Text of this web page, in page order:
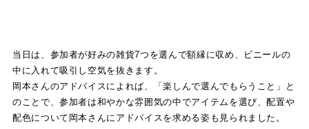
当日は、参加者が好みの雑貨7つを選んで額縁に収め、ビニールの
中に入れて吸引し空気を抜きます。
岡本さんのアドバイスによれば、「楽しんで選んでもらうこと」と
のことで、参加者は和やかな雰囲気の中でアイテムを選び、配置や
配色について岡本さんにアドバイスを求める姿も見られました。